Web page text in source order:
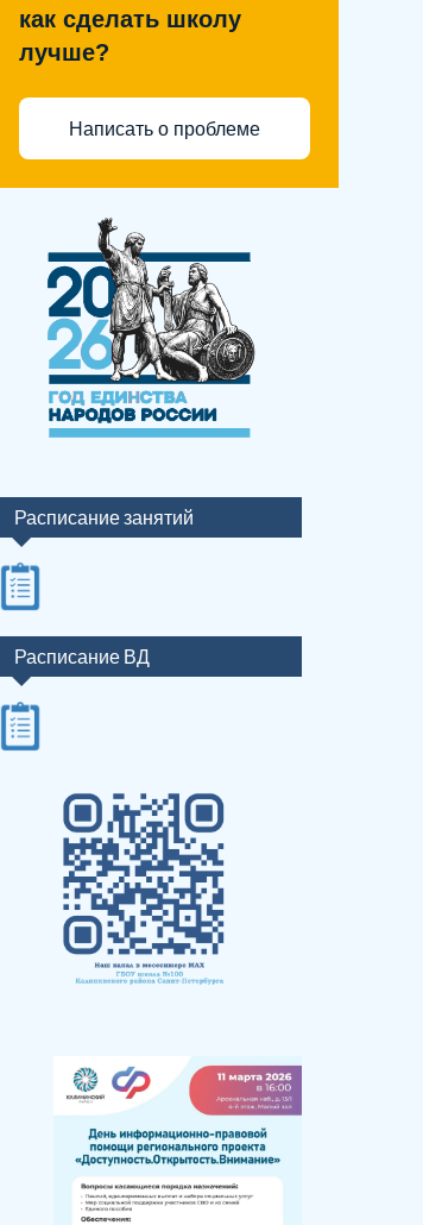
как сделать школу
лучше?
Написать о проблеме
Расписание занятий
Расписание ВД